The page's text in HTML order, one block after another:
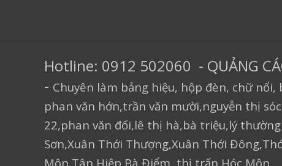
Hotline: 0912 502060 - QUẢNG
- Chuyên làm bảng hiệu, hộp đèn, chữ nổi,
phan văn hớn,trần văn mười,nguyễn thị
22,phan văn đối,lê thị hà,bà triệu,lý
Sơn,Xuân Thới Thượng,Xuân Thới
Môn,Tân Hiệp,Bà Điểm, thị trấn Hóc Môn